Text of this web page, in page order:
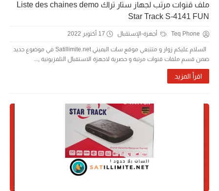
ملف قنوات مرتب لجهاز ستار تراك Liste des chaines demo
Star Track S-4141 FUN
Teq Phone أجهزة-الإستقبال 17 أكتوبر 2022
السلام عليكم زوار و متتبعي موقع سات اليميتي Satillimite.net في موضوع جديد
ضمن قسم ملفات قنوات مرتبة و حصرية لاجهزة الاستقبال التلفزيونية ,...
اقرأ المزيد